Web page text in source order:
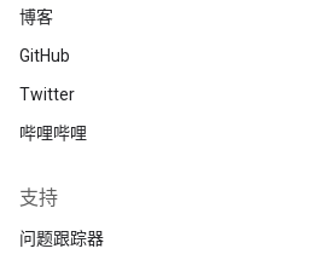
博客
GitHub
Twitter
哔哩哔哩
支持
问题跟踪器